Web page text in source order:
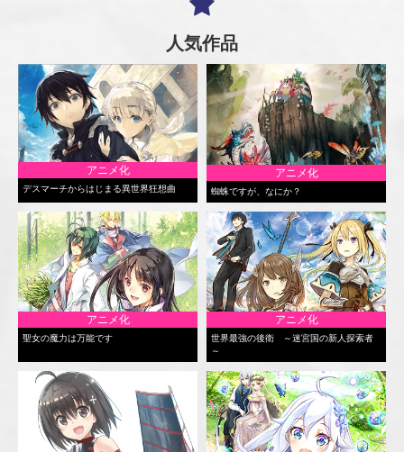
人気作品
アニメ化
デスマーチからはじまる異世界狂想曲
アニメ化
蜘蛛ですが、なにか？
アニメ化
聖女の魔力は万能です
アニメ化
世界最強の後衛 ～迷宮国の新人探索者
～